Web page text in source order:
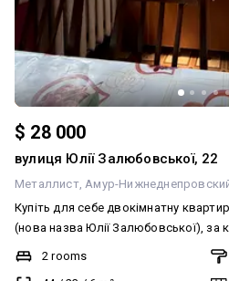
$ 28 000
вулиця Юлії Залюбовської, 22
Металлист Амур-
Купіть для себе двокімнатну
(нова назва Юлії Залюбовської), за
проспекту Слобожанського та вулиці
житловому стані можна заїхати
2 rooms